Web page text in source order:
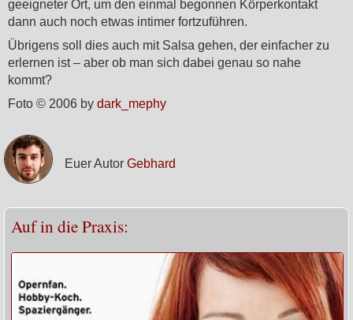
geeigneter Ort, um den einmal begonnen Körperkontakt
dann auch noch etwas intimer fortzuführen.
Übrigens soll dies auch mit Salsa gehen, der einfacher zu
erlernen ist – aber ob man sich dabei genau so nahe
kommt?
Foto © 2006 by dark_mephy
Euer Autor Gebhard
Auf in die Praxis: